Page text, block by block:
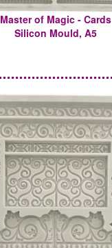
Master of Magic - Cards
Silicon Mould, A5